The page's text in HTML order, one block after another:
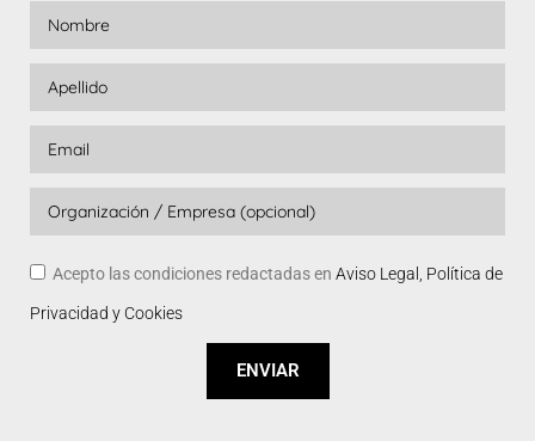
Acepto las condiciones redactadas en Aviso Legal, Política de
Privacidad y Cookies
ENVIAR